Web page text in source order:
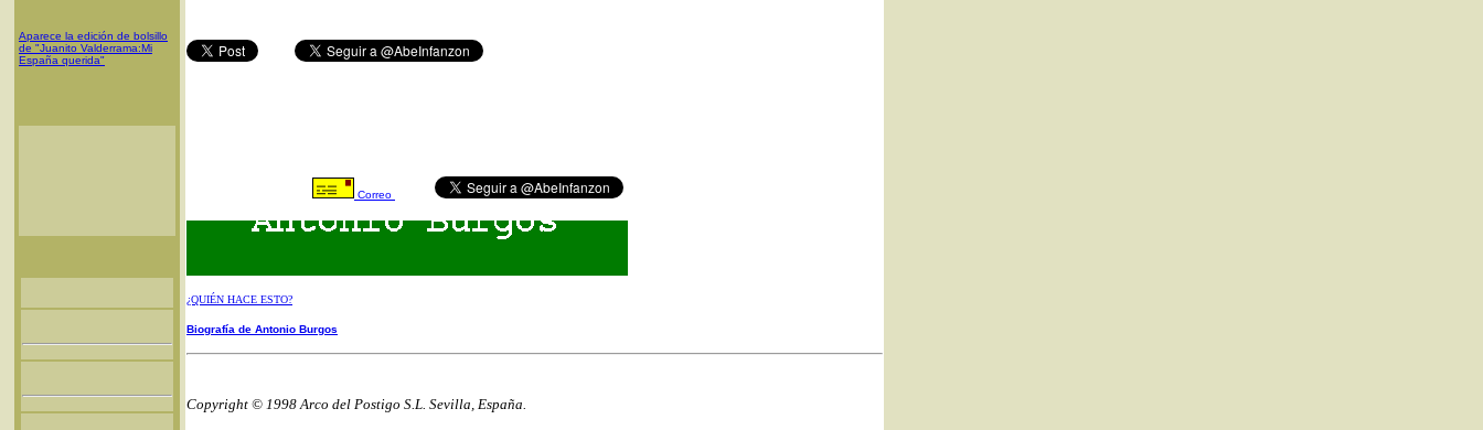
Aparece la edición de bolsillo
de "Juanito Valderrama:Mi
España querida"
Correo
¿QUIÉN HACE ESTO?
Biografía de Antonio Burgos
Copyright © 1998 Arco del Postigo S.L. Sevilla, España.